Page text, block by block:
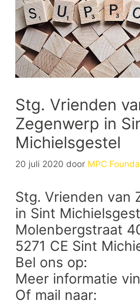
Stg. Vrienden
Zegenwerp in
Michielsgestel
20 juli 2020 door MPC
Stg. Vrienden van
in Sint
Molenbergstraat
5271 CE Sint
Bel ons op:
Meer informatie
Of mail naar: